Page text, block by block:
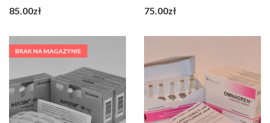
85.00zł 75.00zł
BRAK NA MAGAZYNIE